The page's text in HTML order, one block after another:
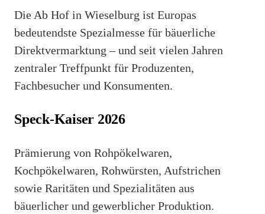
Die Ab Hof in Wieselburg ist Europas
bedeutendste Spezialmesse für bäuerliche
Direktvermarktung – und seit vielen Jahren
zentraler Treffpunkt für Produzenten,
Fachbesucher und Konsumenten.
Speck-Kaiser 2026
Prämierung von Rohpökelwaren,
Kochpökelwaren, Rohwürsten, Aufstrichen
sowie Raritäten und Spezialitäten aus
bäuerlicher und gewerblicher Produktion.